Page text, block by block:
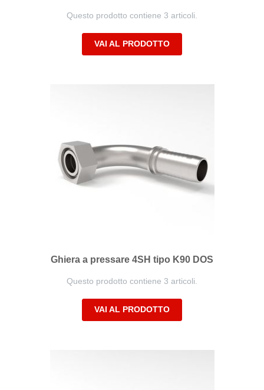
Questo prodotto contiene 3 articoli.
VAI AL PRODOTTO
Ghiera a pressare 4SH tipo K90 DOS
Questo prodotto contiene 3 articoli.
VAI AL PRODOTTO